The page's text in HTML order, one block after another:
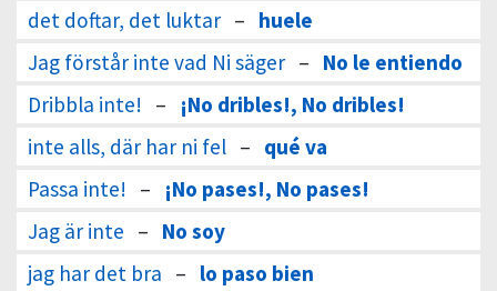
det doftar, det luktar – huele
Jag förstår inte vad Ni säger – No le entiendo
Dribbla inte! –
¡No dribles!, No dribles!
inte alls, där har ni fel – qué va
Passa inte! –
¡No pases!, No pases!
Jag är inte – No soy
jag har det bra – lo paso bien